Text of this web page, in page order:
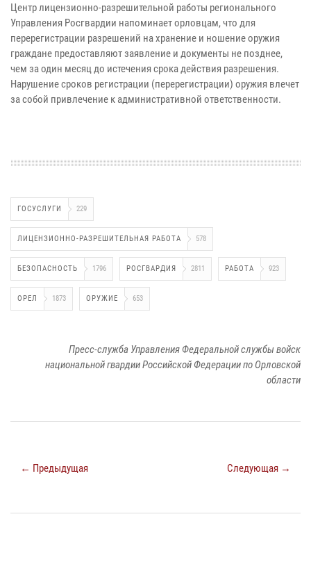
Центр лицензионно-разрешительной работы регионального
Управления Росгвардии напоминает орловцам, что для
перерегистрации разрешений на хранение и ношение оружия
граждане предоставляют заявление и документы не позднее,
чем за один месяц до истечения срока действия разрешения.
Нарушение сроков регистрации (перерегистрации) оружия влечет
за собой привлечение к административной ответственности.
ГОСУСЛУГИ 229
ЛИЦЕНЗИОННО-РАЗРЕШИТЕЛЬНАЯ РАБОТА 578
БЕЗОПАСНОСТЬ 1796 РОСГВАРДИЯ 2811 РАБОТА 923
ОРЕЛ 1873 ОРУЖИЕ 653
Пресс-служба Управления Федеральной службы войск
национальной гвардии Российской Федерации по Орловской
области
← Предыдущая Следующая →